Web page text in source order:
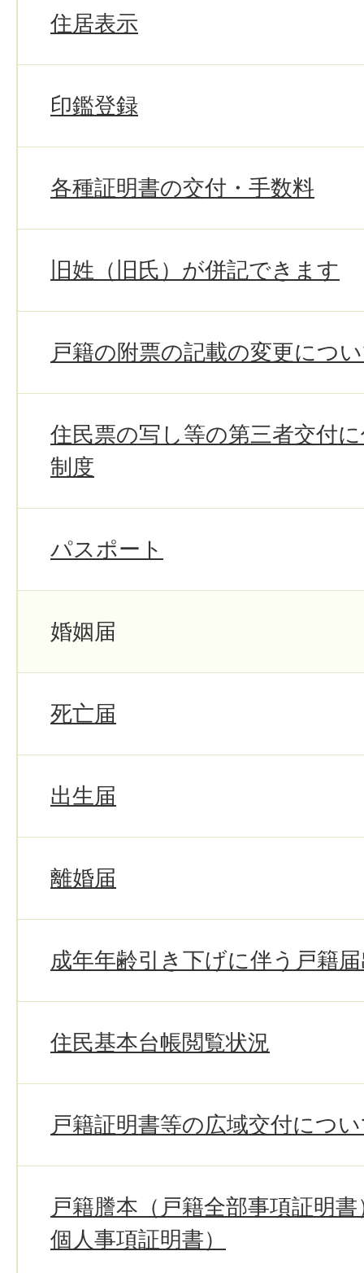
住居表示
印鑑登録
各種証明書の交付・手数料
旧姓（旧氏）が併記できます
戸籍の附票の記載の変更につ
住民票の写し等の第三者交付
制度
パスポート
婚姻届
死亡届
出生届
離婚届
成年年齢引き下げに伴う戸籍
住民基本台帳閲覧状況
戸籍証明書等の広域交付につ
戸籍謄本（戸籍全部事項証明
個人事項証明書）